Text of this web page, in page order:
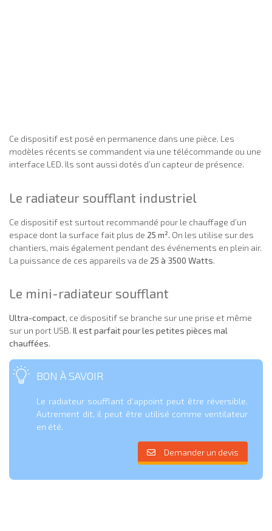
Ce dispositif est posé en permanence dans une pièce. Les
modèles récents se commandent via une télécommande ou une
interface LED. Ils sont aussi dotés d’un capteur de présence.
Le radiateur soufflant industriel
Ce dispositif est surtout recommandé pour le chauffage d’un
espace dont la surface fait plus de 25 m². On les utilise sur des
chantiers, mais également pendant des événements en plein air.
La puissance de ces appareils va de 25 à 3500 Watts.
Le mini-radiateur soufflant
Ultra-compact, ce dispositif se branche sur une prise et même
sur un port USB. Il est parfait pour les petites pièces mal
chauffées.
BON À SAVOIR
Le radiateur soufflant d’appoint peut être réversible.
Autrement dit, il peut être utilisé comme ventilateur
en été.
Demander un devis